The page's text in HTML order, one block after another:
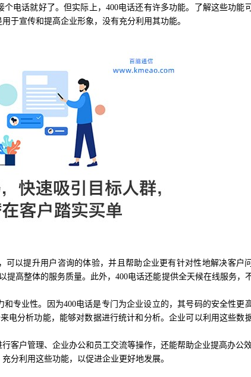
个电话就好了。但实际上，400电话还有许多功能。了解这些功能
于宣传和提高企业形象，没有充分利用其功能。
可以提升用户咨询的体验，并且帮助企业更有针对性地解决客户
提高整体的服务质量。此外，400电话还能提供全天候在线服务，
专业性。因为400电话是专门为企业设立的，其号码的安全性更
电分析功能，能够对数据进行统计和分析。企业可以利用这些数
客户管理、企业办公和员工交流等操作，还能帮助企业提高办公效
分利用这些功能，以促进企业更好地发展。